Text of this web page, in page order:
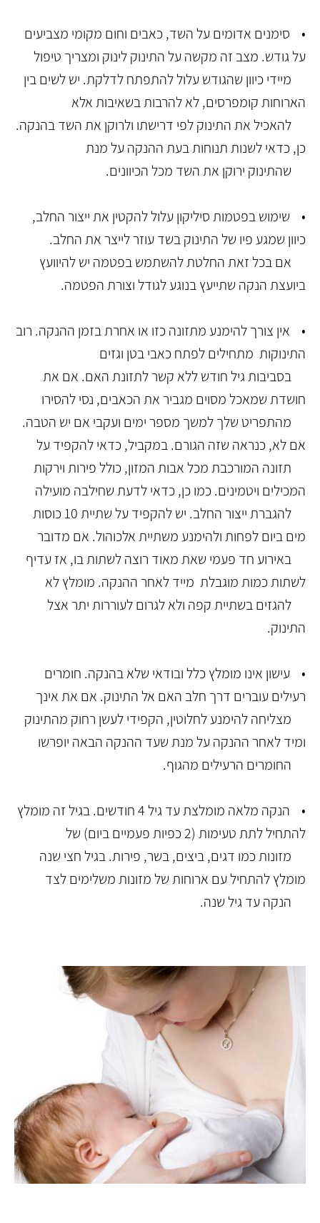
• סימנים אדומים על השד, כאבים וחום מקומי מצביעים
על גודש. מצב זה מקשה על התינוק לינוק ומצריך טיפול
מיידי כיוון שהגודש עלול להתפתח לדלקת. יש לשים בין
הארוחות קומפרסים, לא להרבות בשאיבות אלא
להאכיל את התינוק לפי דרישתו ולרוקן את השד בהנקה.
כן, כדאי לשנות תנוחות בעת ההנקה על מנת
שהתינוק ירוקן את השד מכל הכיוונים.
• שימוש בפטמות סיליקון עלול להקטין את ייצור החלב,
כיוון שמגע פיו של התינוק בשד עוזר לייצר את החלב.
אם בכל זאת החלטת להשתמש בפטמה יש להיוועץ
ביועצת הנקה שתייעץ בנוגע לגודל וצורת הפטמה.
• אין צורך להימנע מתזונה כזו או אחרת בזמן ההנקה. רוב
התינוקות מתחילים לפתח כאבי בטן וגזים
בסביבות גיל חודש ללא קשר לתזונת האם. אם את
חושדת שמאכל מסוים מגביר את הכאבים, נסי להסירו
מהתפריט שלך למשך מספר ימים ועקבי אם יש הטבה.
אם לא, כנראה שזה הגורם. במקביל, כדאי להקפיד על
תזונה המורכבת מכל אבות המזון, כולל פירות וירקות
המכילים ויטמינים. כמו כן, כדאי לדעת שחילבה מועילה
להגברת ייצור החלב. יש להקפיד על שתיית 10 כוסות
מים ביום לפחות ולהימנע משתיית אלכוהול. אם מדובר
באירוע חד פעמי שאת מאוד רוצה לשתות בו, אז עדיף
לשתות כמות מוגבלת מייד לאחר ההנקה. מומלץ לא
להגזים בשתיית קפה ולא לגרום לעוררות יתר אצל
התינוק.
• עישון אינו מומלץ כלל ובודאי שלא בהנקה. חומרים
רעילים עוברים דרך חלב האם אל התינוק. אם את אינך
מצליחה להימנע לחלוטין, הקפידי לעשן רחוק מהתינוק
ומיד לאחר ההנקה על מנת שעד ההנקה הבאה יופרשו
החומרים הרעילים מהגוף.
• הנקה מלאה מומלצת עד גיל 4 חודשים. בגיל זה מומלץ
להתחיל לתת טעימות (2 כפיות פעמיים ביום) של
מזונות כמו דגים, ביצים, בשר, פירות. בגיל חצי שנה
מומלץ להתחיל עם ארוחות של מזונות משלימים לצד
הנקה עד גיל שנה.